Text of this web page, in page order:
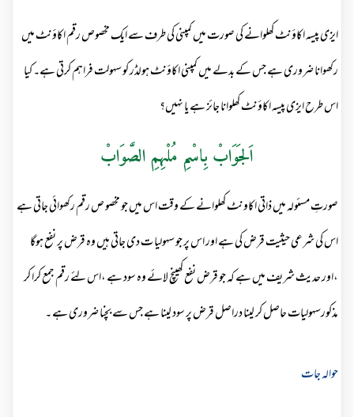
ایزی پیسہ اکاؤنٹ کھلوانے کی صورت میں کمپنی کی طرف سے ایک مخصوص رقم اکاؤنٹ میں
رکھوانا ضروری ہے جس کے بدلے میں کمپنی اکاؤنٹ ہولڈر کو سہولت فراہم کرتی ہے۔ کیا
اس طرح ایزی پیسہ اکاؤنٹ کھلوانا جائز ہے یا نہیں؟
اَلجَوَابْ بِاسْمِ مُلْہِمِ الصَّوَابْ
صورتِ مسئولہ میں ذاتی اکاونٹ کھلوانے کے وقت اس میں جو مخصو ص رقم رکھوائی جاتی ہے
اس کی شرعی حیثیت قرض کی ہے اور اس پر جو سہولیا ت دی جاتی ہیں وہ قرض پر نفع ہوگا
،اور حدیث شریف میں ہے کہ جو قرض نفع کھینچ لائے وہ سود ہے ،اس لئے رقم جمع کرا کر
مذکورسہولیات حاصل کر لینا دراصل قرض پر سود لینا ہے جس سے بچنا ضروری ہے ۔
حوالہ جات